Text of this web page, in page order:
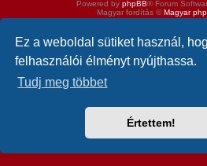
Ez a weboldal sütiket használ,
felhasználói élményt nyújthassa.
Tudj meg többet
Értettem!
Powered by phpBB® Forum
Magyar fordítás ©Magyar